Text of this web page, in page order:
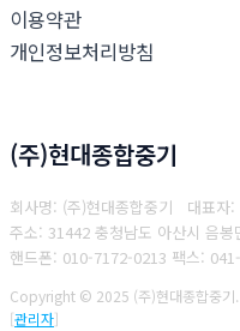
이용약관
개인정보처리방침
(주)현대종합중기
회사명: (주)현대종합중기 대표자
주소: 31442 충청남도 아산시 음
핸드폰: 010-7172-0213 팩스:
Copyright © 2025 (주)현대종합중기
[관리자]